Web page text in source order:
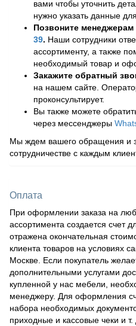
вами чтобы уточнить
нужно указать данные
Позвоните
39. Наши сотрудники
ассортименту, а также
необходимый товар и
Закажите обратный
на нашем сайте.
проконсультирует.
Вы также можете
через мессенджеры
Мы ждем вашего обращения и
сотрудничестве с каждым
Оплата
При оформлении заказа на
ассортимента создается счет
отражена окончательная
клиента товаров на условиях
Москве. Если покупатель
дополнительными услугами
купленной у нас мебели,
менеджеру. Для оформления
набора необходимых
приходные и кассовые чеки и